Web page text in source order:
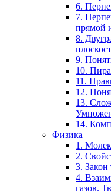
6.
7.
прямой
8.
9.
10.
11.
12.
13.
14.
Физика
1.
2.
3.
4.
газов.